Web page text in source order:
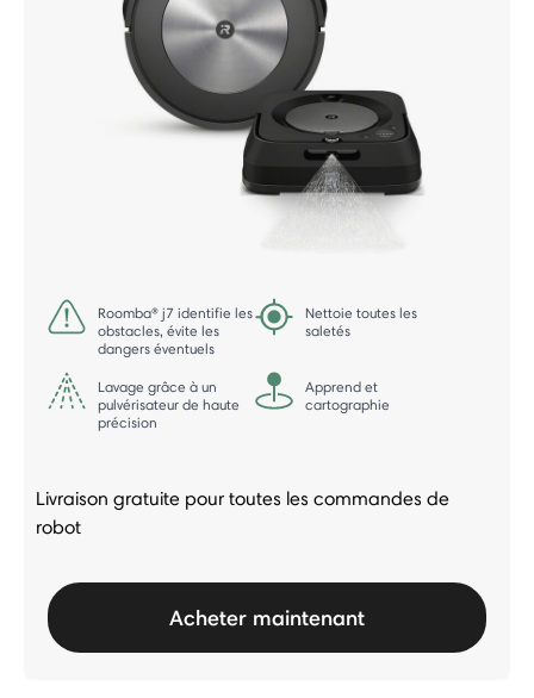
Roomba® j7 identifie les
obstacles, évite les
dangers éventuels
Nettoie toutes les
saletés
Lavage grâce à un
pulvérisateur de haute
précision
Apprend et
cartographie
Livraison gratuite pour toutes les commandes de
robot
Acheter maintenant